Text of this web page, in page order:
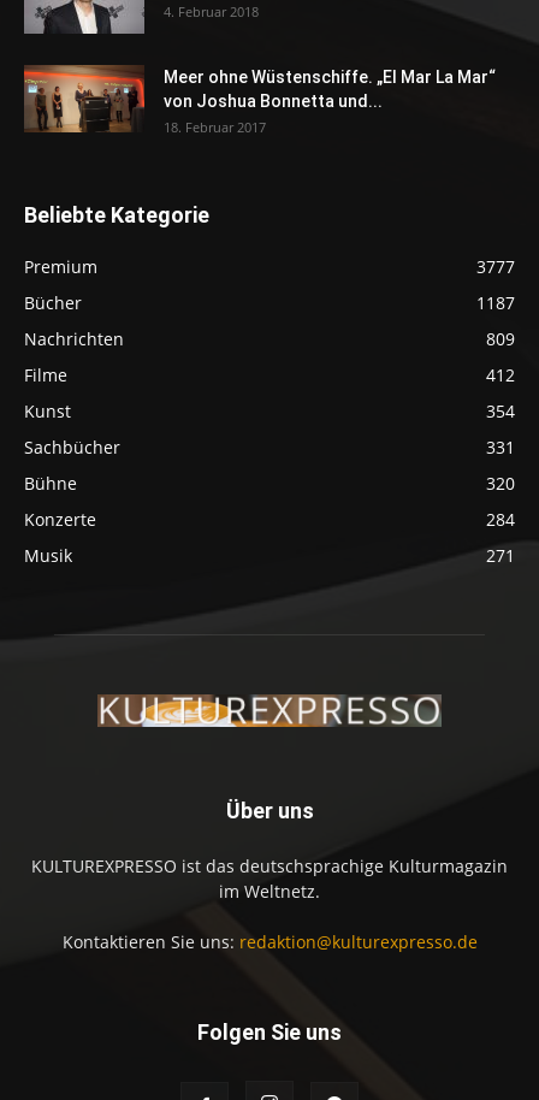
4. Februar 2018
Meer ohne Wüstenschiffe. „El Mar La Mar“
von Joshua Bonnetta und...
18. Februar 2017
Beliebte Kategorie
Premium
3777
Bücher
1187
Nachrichten
809
Filme
412
Kunst
354
Sachbücher
331
Bühne
320
Konzerte
284
Musik
271
Über uns
KULTUREXPRESSO ist das deutschsprachige Kulturmagazin
im Weltnetz.
Kontaktieren Sie uns: redaktion@kulturexpresso.de
Folgen Sie uns